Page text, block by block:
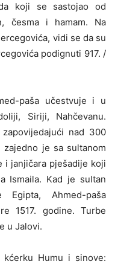
koji se sastojao od
česma i hamam. Na
vidi se da su
podignuti 917. /
paša učestvuje i u
Siriji, Nahčevanu.
nad 300
je sa sultanom
i janjičara pješadije koji
Ismaila. Kad je sultan
Ahmed-paša
1517. godine. Turbe
u Jalovi.
kćerku Humu i sinove: